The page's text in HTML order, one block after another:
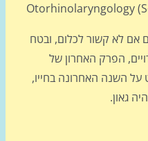
קשור לכלום, ובטח
האחרון של
האחרונה בחייו,